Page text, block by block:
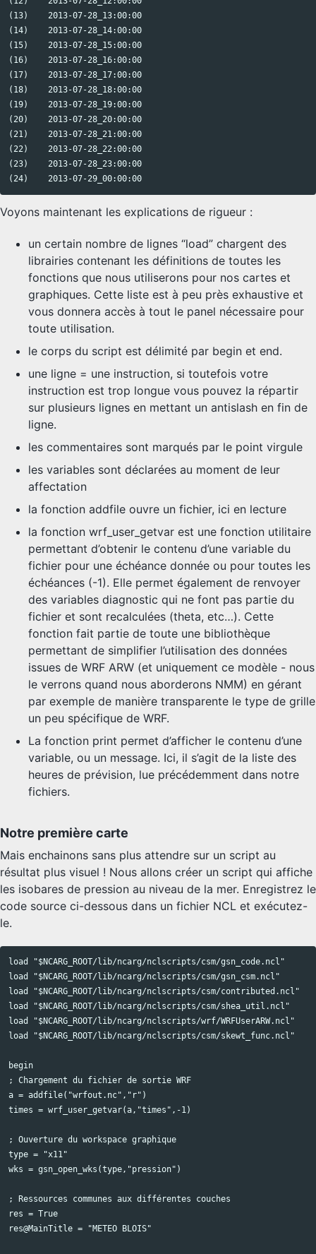
(13)    2013-07-28_13:00:00
(14)    2013-07-28_14:00:00
(15)    2013-07-28_15:00:00
(16)    2013-07-28_16:00:00
(17)    2013-07-28_17:00:00
(18)    2013-07-28_18:00:00
(19)    2013-07-28_19:00:00
(20)    2013-07-28_20:00:00
(21)    2013-07-28_21:00:00
(22)    2013-07-28_22:00:00
(23)    2013-07-28_23:00:00
Voyons maintenant les explications de rigueur :
un certain nombre de lignes “load” chargent des
librairies contenant les définitions de toutes les
fonctions que nous utiliserons pour nos cartes et
graphiques. Cette liste est à peu près exhaustive et
vous donnera accès à tout le panel nécessaire pour
toute utilisation.
le corps du script est délimité par begin et end.
une ligne = une instruction, si toutefois votre
instruction est trop longue vous pouvez la répartir
sur plusieurs lignes en mettant un antislash en fin de
ligne.
les commentaires sont marqués par le point virgule
les variables sont déclarées au moment de leur
affectation
la fonction addfile ouvre un fichier, ici en lecture
la fonction wrf_user_getvar est une fonction utilitaire
permettant d’obtenir le contenu d’une variable du
fichier pour une échéance donnée ou pour toutes les
échéances (-1). Elle permet également de renvoyer
des variables diagnostic qui ne font pas partie du
fichier et sont recalculées (theta, etc…). Cette
fonction fait partie de toute une bibliothèque
permettant de simplifier l’utilisation des données
issues de WRF ARW (et uniquement ce modèle - nous
le verrons quand nous aborderons NMM) en gérant
par exemple de manière transparente le type de grille
un peu spécifique de WRF.
La fonction print permet d’afficher le contenu d’une
variable, ou un message. Ici, il s’agit de la liste des
heures de prévision, lue précédemment dans notre
fichiers.
Notre première carte
Mais enchainons sans plus attendre sur un script au
résultat plus visuel ! Nous allons créer un script qui affiche
les isobares de pression au niveau de la mer. Enregistrez le
code source ci-dessous dans un fichier NCL et exécutez-
le.
Copy code
load "$NCARG_ROOT/lib/ncarg/nclscripts/csm/gsn_code.ncl"
load "$NCARG_ROOT/lib/ncarg/nclscripts/csm/gsn_csm.ncl"
load "$NCARG_ROOT/lib/ncarg/nclscripts/csm/contributed.ncl"
load "$NCARG_ROOT/lib/ncarg/nclscripts/csm/shea_util.ncl"
load "$NCARG_ROOT/lib/ncarg/nclscripts/wrf/WRFUserARW.ncl"
load "$NCARG_ROOT/lib/ncarg/nclscripts/csm/skewt_func.ncl"
begin
; Chargement du fichier de sortie WRF
a = addfile("wrfout.nc","r")
times = wrf_user_getvar(a,"times",-1)
; Ouverture du workspace graphique
type = "x11"
wks = gsn_open_wks(type,"pression")
; Ressources communes aux différentes couches
res = True
res@MainTitle = "METEO BLOIS"